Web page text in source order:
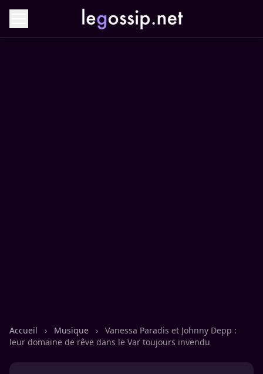
Accueil › Musique ›
Vanessa Paradis et Johnny Depp :
leur domaine de rêve dans le Var toujours invendu